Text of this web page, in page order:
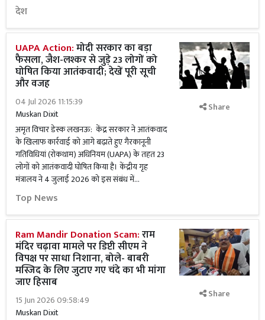
देश
UAPA Action:मोदी सरकार का बड़ा
फैसला, जैश-लश्कर से जुड़े 23 लोगों को
घोषित किया आतंकवादी; देखें पूरी सूची
और वजह
04 Jul 2026 11:15:39
Muskan Dixit
अमृत विचार डेस्क लखनऊ: केंद्र सरकार ने आतंकवाद
के खिलाफ कार्रवाई को आगे बढ़ाते हुए गैरकानूनी
गतिविधियां (रोकथाम) अधिनियम (UAPA) के तहत 23
लोगों को आतंकवादी घोषित किया है। केंद्रीय गृह
मंत्रालय ने 4 जुलाई 2026 को इस संबंध में...
Top News
Share
Ram Mandir Donation Scam:राम
मंदिर चढ़ावा मामले पर डिप्टी सीएम ने
विपक्ष पर साधा निशाना, बोले- बाबरी
मस्जिद के लिए जुटाए गए चंदे का भी मांगा
जाए हिसाब
15 Jun 2026 09:58:49
Muskan Dixit
Share